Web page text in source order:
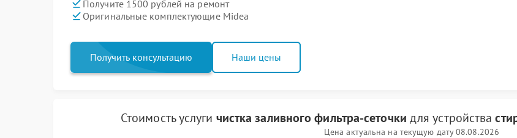
Получите 1500 рублей на ремонт
Оригинальные комплектующие Midea
Получить консультацию Наши цены
Стоимость услуги чистка заливного фильтра-сеточки для устройства
Цена актуальна на текущую дату 08.08.2026